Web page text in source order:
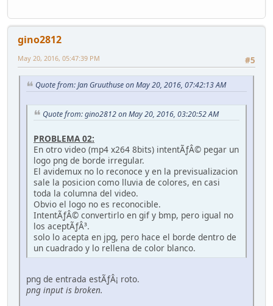
gino2812
#5
May 20, 2016, 05:47:39 PM
Quote from: Jan Gruuthuse on May 20, 2016, 07:42:13 AM
Quote from: gino2812 on May 20, 2016, 03:20:52 AM
PROBLEMA 02:
En otro video (mp4 x264 8bits) intentÃƒÂ© pegar un
logo png de borde irregular.
El avidemux no lo reconoce y en la previsualizacion
sale la posicion como lluvia de colores, en casi
toda la columna del video.
Obvio el logo no es reconocible.
IntentÃƒÂ© convertirlo en gif y bmp, pero igual no
los aceptÃƒÂ³.
solo lo acepta en jpg, pero hace el borde dentro de
un cuadrado y lo rellena de color blanco.
png de entrada estÃƒÂ¡ roto.
png input is broken.